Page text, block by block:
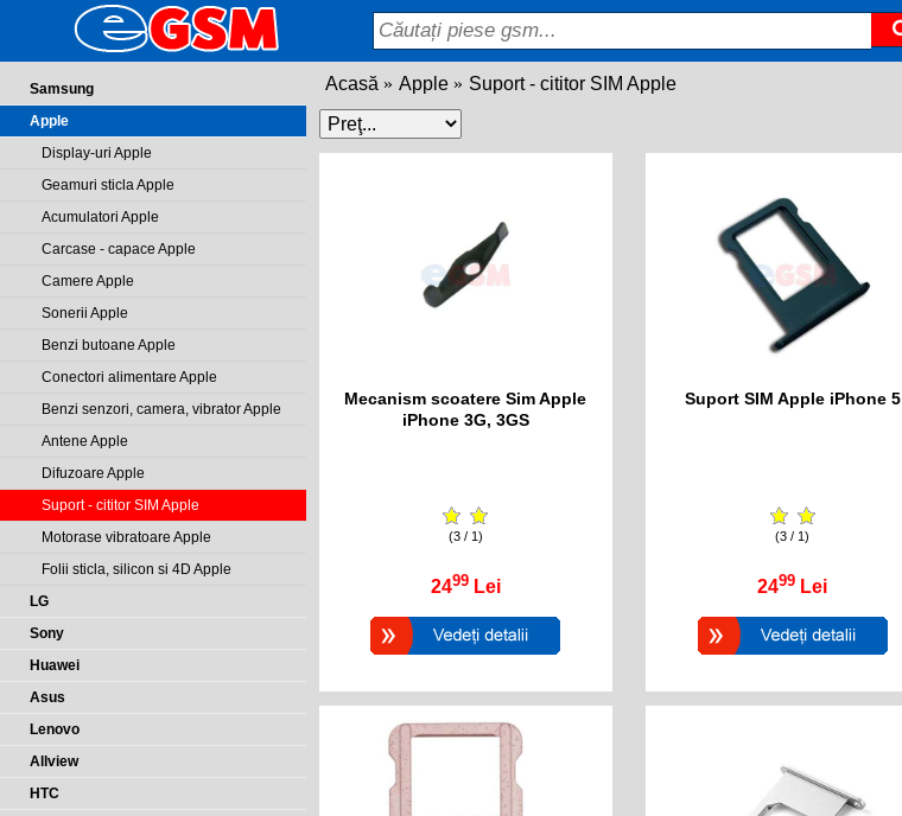
Samsung
Apple
Display-uri Apple
Geamuri sticla Apple
Acumulatori Apple
Carcase - capace Apple
Camere Apple
Sonerii Apple
Benzi butoane Apple
Conectori alimentare Apple
Benzi senzori, camera, vibrator Apple
Antene Apple
Difuzoare Apple
Suport - cititor SIM Apple
Motorase vibratoare Apple
Folii sticla, silicon si 4D Apple
LG
Sony
Huawei
Asus
Lenovo
Allview
HTC
Acasă Apple Suport - cititor SIM Apple
Mecanism scoatere Sim Apple
iPhone 3G, 3GS
(3 / 1)
2499 Lei
Suport SIM Apple iPhone 5
(3 / 1)
2499 Lei